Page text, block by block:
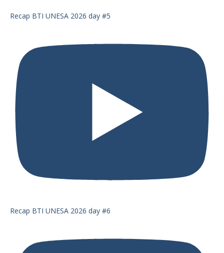
Recap BTI UNESA 2026 day #5
Recap BTI UNESA 2026 day #6